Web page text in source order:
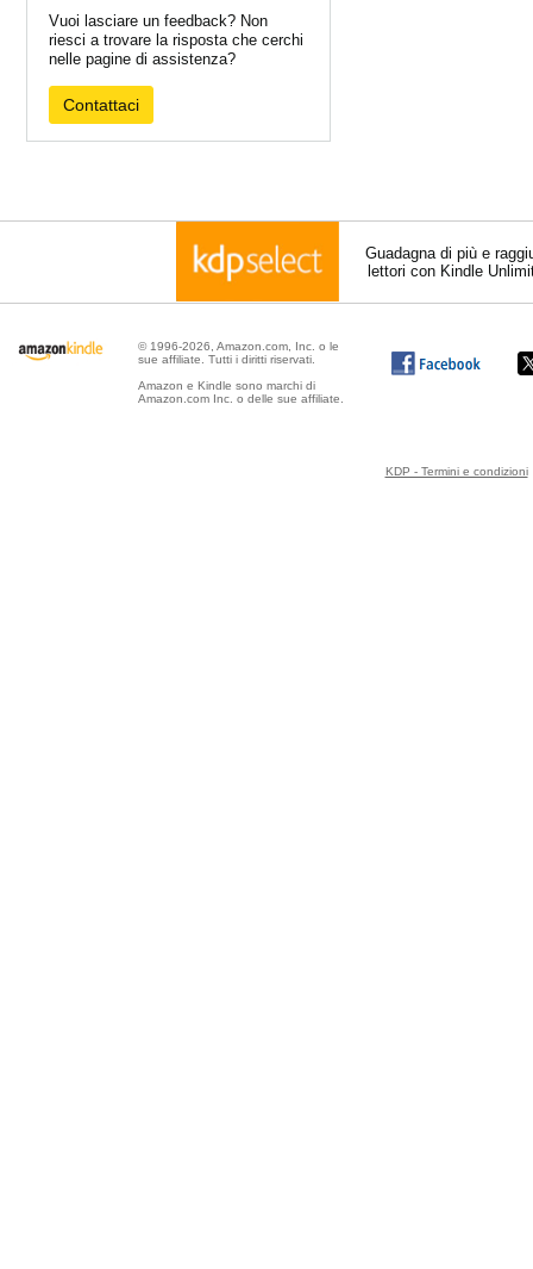
Vuoi lasciare un feedback? Non
riesci a trovare la risposta che cerchi
nelle pagine di assistenza?
Contattaci
Guadagna di più e
lettori con Kindle
© 1996-2026, Amazon.com, Inc. o le
sue affiliate. Tutti i diritti riservati.
Amazon e Kindle sono marchi di
Amazon.com Inc. o delle sue affiliate.
KDP - Termini e condizioni